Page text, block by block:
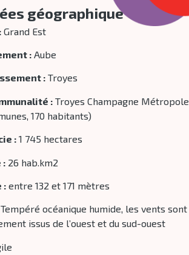
géographique
Grand Est
: Aube
: Troyes
: Troyes Champagne Métropole
170 habitants)
: 1 745 hectares
: 26 hab.km2
: entre 132 et 171 mètres
océanique humide, les vents sont
issus de l’ouest et du sud-ouest